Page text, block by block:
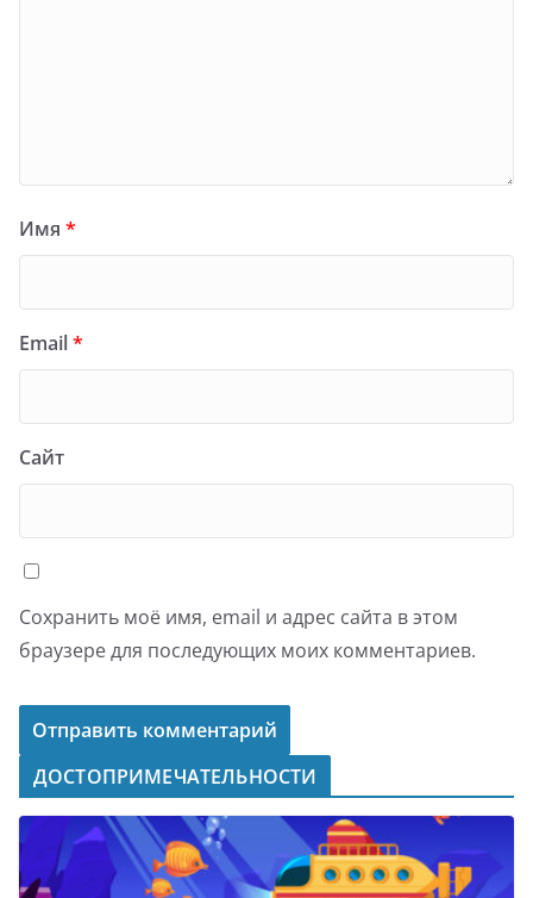
Имя *
Email*
Сайт
Сохранить моё имя, email и адрес сайта в этом
браузере для последующих моих комментариев.
ДОСТОПРИМЕЧАТЕЛЬНОСТИ